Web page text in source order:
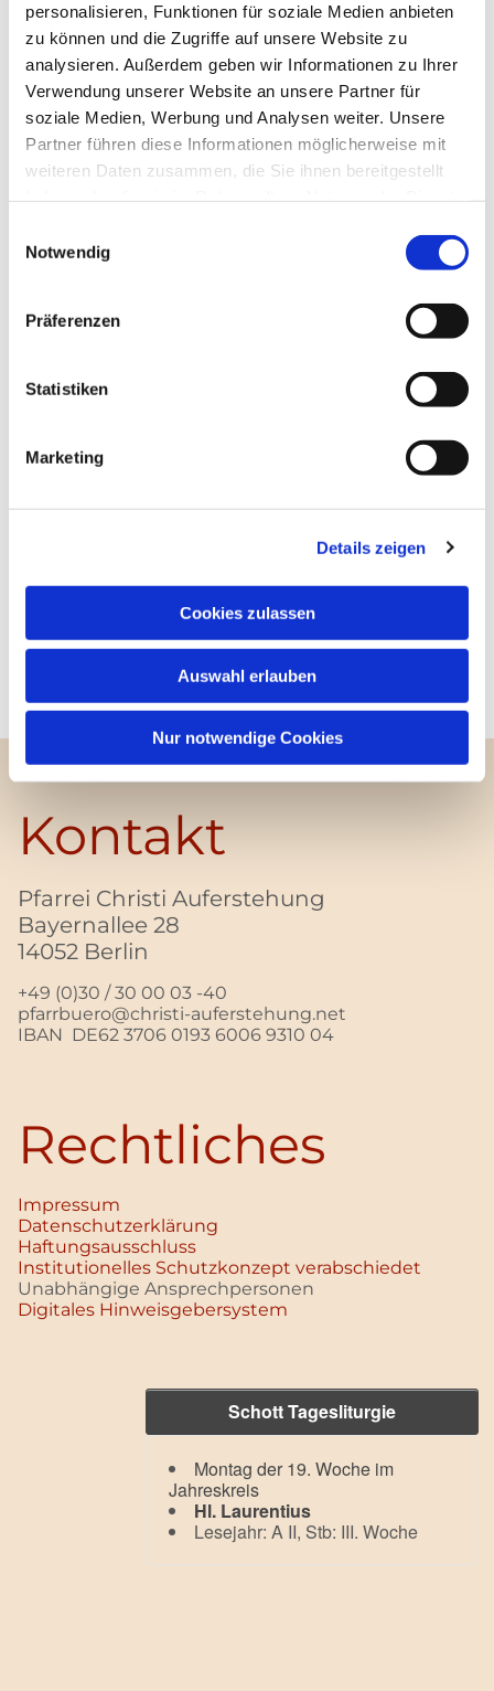
personalisieren, Funktionen für soziale Medien anbieten
zu können und die Zugriffe auf unsere Website zu
analysieren. Außerdem geben wir Informationen zu Ihrer
Verwendung unserer Website an unsere Partner für
soziale Medien, Werbung und Analysen weiter. Unsere
Partner führen diese Informationen möglicherweise mit
weiteren Daten zusammen, die Sie ihnen bereitgestellt
Notwendig
Präferenzen
Statistiken
Marketing
Details zeigen
Cookies zulassen
Auswahl erlauben
Nur notwendige Cookies
Dies könnte Sie auch
interessieren
Kontakt
Pfarrei Christi Auferstehung
Bayernallee 28
14052 Berlin
+49 (0)30 / 30 00 03 -40
pfarrbuero@christi-auferstehung.net
IBAN DE62 3706 0193 6006 9310 04
Rechtliches
Impressum
Datenschutz­erklärung
Haftungsausschluss
Institutionelles Schutzkonzept verabschiedet
Unabhängige Ansprechpersonen
Digitales Hinweisgebersystem
Schott Tagesliturgie
Montag der 19. Woche im
Jahreskreis
Hl. Laurentius
Lesejahr: A II, Stb: III. Woche